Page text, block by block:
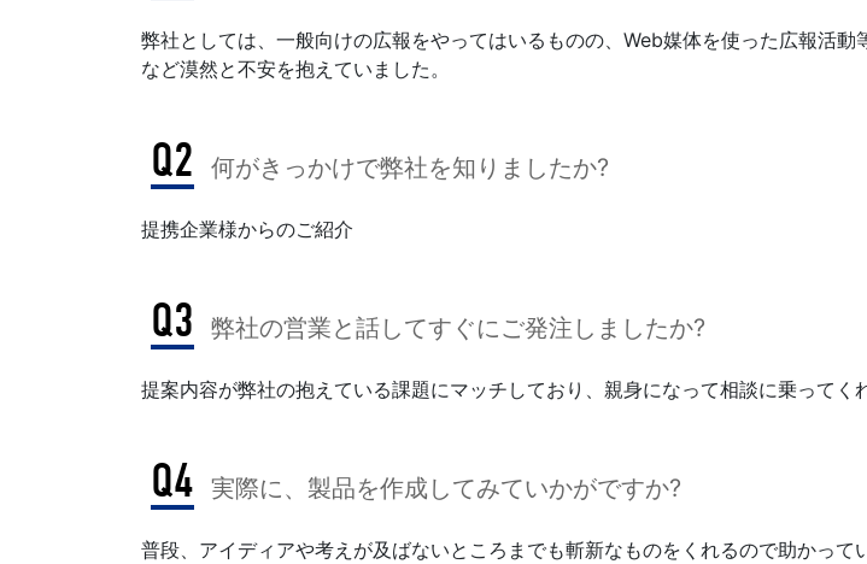
弊社としては、一般向けの広報をやってはいるものの、Web媒体を使った広報活
など漠然と不安を抱えていました。
Q2 何がきっかけで弊社を知りましたか?
提携企業様からのご紹介
Q3 弊社の営業と話してすぐにご発注しましたか?
提案内容が弊社の抱えている課題にマッチしており、親身になって相談に乗ってく
Q4 実際に、製品を作成してみていかがですか?
普段、アイディアや考えが及ばないところまでも斬新なものをくれるので助かっ